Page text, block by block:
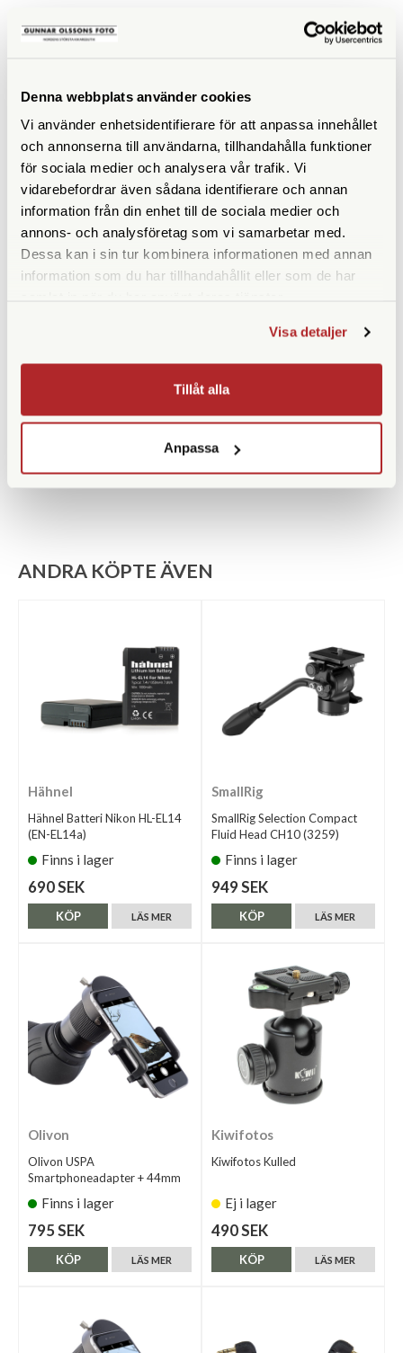
Denna webbplats använder cookies
Vi använder enhetsidentifierare för att anpassa innehållet
och annonserna till användarna, tillhandahålla funktioner
för sociala medier och analysera vår trafik. Vi
vidarebefordrar även sådana identifierare och annan
information från din enhet till de sociala medier och
annons- och analysföretag som vi samarbetar med.
Dessa kan i sin tur kombinera informationen med annan
information som du har tillhandahållit eller som de har
Visa detaljer
Tillåt alla
Anpassa
Maxhöjd med mittpelare
160
Maxhöjd utan mittpelare
(cm)
135
Höjd ihopfällt (cm) 59
Maxbelastning (kg) 7
Vikt (g) 2000
Medföljande snabbplatta
ANDRA KÖPTE ÄVEN
Hähnel
Hähnel Batteri Nikon HL-EL14
(EN-EL14a)
Finns i lager
690 SEK
LÄS MER
KÖP
SmallRig
SmallRig Selection Compact
Fluid Head CH10 (3259)
Finns i lager
949 SEK
LÄS MER
KÖP
Olivon
Olivon USPA
Smartphoneadapter + 44mm
Finns i lager
795 SEK
LÄS MER
KÖP
Kiwifotos
Kiwifotos Kulled
Ej i lager
490 SEK
LÄS MER
KÖP